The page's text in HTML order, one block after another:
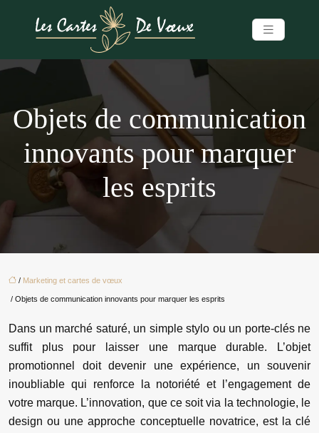
Objets de communication
innovants pour marquer
les esprits
/ Marketing et cartes de vœux
/ Objets de communication innovants pour marquer les esprits
Dans un marché saturé, un simple stylo ou un porte-clés ne
suffit plus pour laisser une marque durable. L’objet
promotionnel doit devenir une expérience, un souvenir
inoubliable qui renforce la notoriété et l’engagement de
votre marque. L’innovation, que ce soit via la technologie, le
design ou une approche conceptuelle novatrice, est la clé